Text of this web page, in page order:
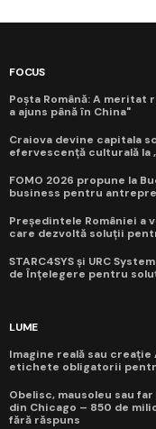
FOCUS
Poșta Română: A meritat
a ajuns până în China"
Craiova devine capitala
efervescență culturală la
FOMO 2026 propune la
business pentru
Președintele României a
care dezvoltă soluții
STARC4SYS și URC
de Înțelegere pentru
LUME
Imagine reală sau
etichete obligatorii
Obelisc, mausoleu sau
din Chicago – 850 de
fără răspuns